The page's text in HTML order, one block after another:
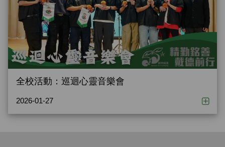
全校活動：巡迴心靈音樂會
2026-01-27